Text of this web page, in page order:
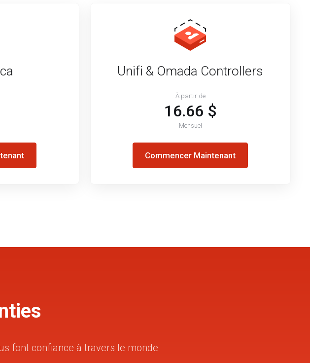
Unifi & Omada Controllers
À partir de
16.66 $
Mensuel
Commencer Maintenant
font confiance à travers le monde